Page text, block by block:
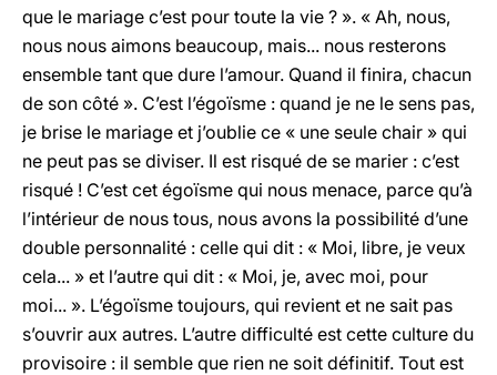
que le mariage c’est pour toute la vie ? ». « Ah, nous,
nous nous aimons beaucoup, mais... nous resterons
ensemble tant que dure l’amour. Quand il finira, chacun
de son côté ». C’est l’égoïsme : quand je ne le sens pas,
je brise le mariage et j’oublie ce « une seule chair » qui
ne peut pas se diviser. Il est risqué de se marier : c’est
risqué ! C’est cet égoïsme qui nous menace, parce qu’à
l’intérieur de nous tous, nous avons la possibilité d’une
double personnalité : celle qui dit : « Moi, libre, je veux
cela... » et l’autre qui dit : « Moi, je, avec moi, pour
moi... ». L’égoïsme toujours, qui revient et ne sait pas
s’ouvrir aux autres. L’autre difficulté est cette culture du
provisoire : il semble que rien ne soit définitif. Tout est